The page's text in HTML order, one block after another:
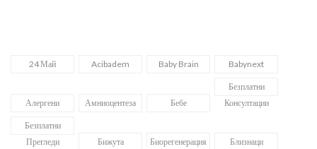
24 Май Acibadem Baby Brain Babynext
Алергени Амниоцентеза Бебе
Безплатни
Консултации
Безплатни
Прегледи
Бижута Биорегенерация Близнаци